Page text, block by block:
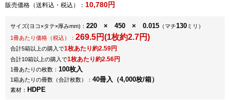
販売価格（送料込・税込）： 10,780円
サイズ(ヨコ×タテ×厚みmm) ： 220 × 450 × 0.015 （マチ130 ミリ）
1冊あたり価格（税込）： 269.5円(1枚約2.7円)
合計5箱以上の購入で1枚あたり約2.59円
合計10箱以上の購入で1枚あたり約2.56円
1冊あたりの枚数： 100枚入
1箱あたりの冊数（合計枚数）： 40冊入（4,000枚/箱）
素材： HDPE